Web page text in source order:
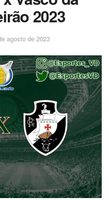
2023
agosto de 2023